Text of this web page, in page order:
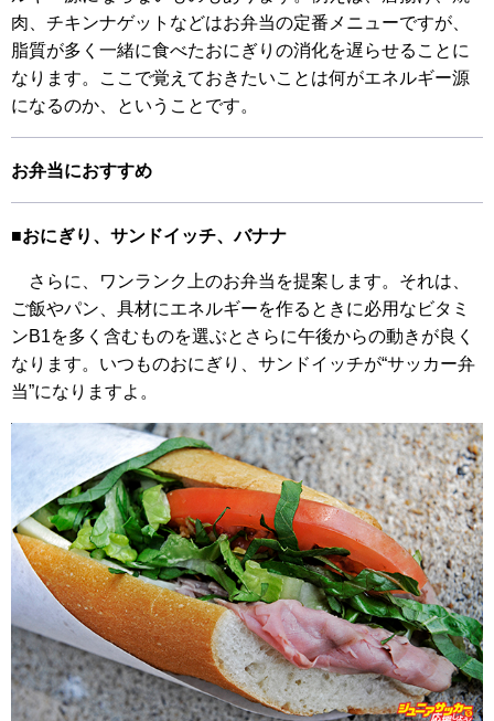
肉、チキンナゲットなどはお弁当の定番メニューですが、
脂質が多く一緒に食べたおにぎりの消化を遅らせることに
なります。ここで覚えておきたいことは何がエネルギー源
になるのか、ということです。
お弁当におすすめ
■おにぎり、サンドイッチ、バナナ
さらに、ワンランク上のお弁当を提案します。それは、
ご飯やパン、具材にエネルギーを作るときに必用なビタミ
ンB1を多く含むものを選ぶとさらに午後からの動きが良く
なります。いつものおにぎり、サンドイッチが“サッカー弁
当”になりますよ。